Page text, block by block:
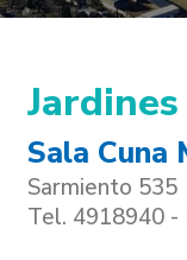
Sala Cuna
Sarmiento 535
Tel. 4918940 -